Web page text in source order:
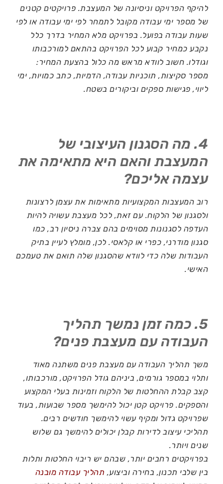
להיקף הפרויקט וניסיונה של המעצבת. פרויקטים קטנים
של מספר ימי עבודה מקובל לתמחר לפי ימי עבודה או לפי
שעות עבודה בפועל. בפרויקט מלא המחיר בדרך כלל
נקבע כמחיר קבוע לכל הפרויקט בהתאם למורכבותו
וגודלו. חשוב לוודא מראש מה כלול בהצעת המחיר:
מספר סקיצות, תוכניות עבודה, הדמיות, כתב כמויות, ימי
ליווי, פגישות ספקים וביקורים בשטח.
4. מה הסגנון העיצובי של
המעצבת והאם היא מתאימה את
עצמה אליכם?
רוב המעצבות המקצועיות מתאימות את עצמן לרצונות
ולסגנון של הלקוח. עם זאת, לכל מעצבת עשויה להיות
העדפה לסגנונות מסוימים בהם צברה ניסיון רב, כמו
סגנון מודרני, כפרי או קלאסי. לכן, מומלץ לעיין בתיק
העבודות שלה כדי לוודא שהסגנון שלה תואם את טעמכם
האישי.
5. כמה זמן נמשך תהליך
העבודה עם מעצבת פנים?
משך תהליך העבודה עם מעצבת פנים משתנה מאוד
ותלוי במספר גורמים, ביניהם גודל הפרויקט, מורכבותו,
קצב קבלת ההחלטות של הלקוח וזמינות בעלי המקצוע
והספקים. פרויקט קטן יכול להימשך מספר שבועות, בעוד
שפרויקט גדול ומקיף עשוי להימשך חודשים רבים.
תהליכי עיצוב לדירות קבלן יכולים להימשך גם שלוש
שנים ויותר.
בפרויקטים רחבים יותר, שבהם יש ריבוי החלטות ותלות
בין שלבי תכנון, בחירה וביצוע, תהליך עבודה מובנה